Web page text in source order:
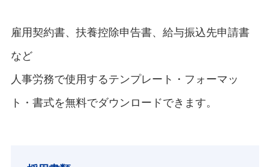
雇用契約書、扶養控除申告書、給与振込先申請書
など
人事労務で使用するテンプレート・フォーマッ
ト・書式を無料でダウンロードできます。